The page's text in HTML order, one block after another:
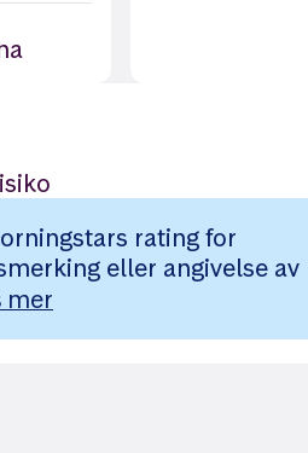
rating for
eller angivelse av
mer